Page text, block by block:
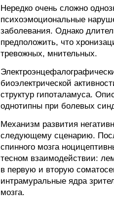
Нередко очень сложно
психоэмоциональные
заболевания. Однако
предположить, что
тревожных, мнительных.
биоэлектрической
структур гипоталамуса.
однотипны при болевых
Механизм развития
следующему сценарию.
спинного мозга
тесном взаимодействии:
в первую и вторую
интрамуральные ядра
мозга.